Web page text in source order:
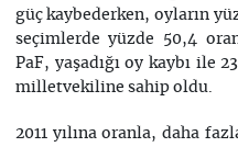
güç kaybederken, oyların
seçimlerde yüzde 50,4
PaF, yaşadığı oy kaybı ile
milletvekiline sahip oldu.
2011 yılına oranla, daha